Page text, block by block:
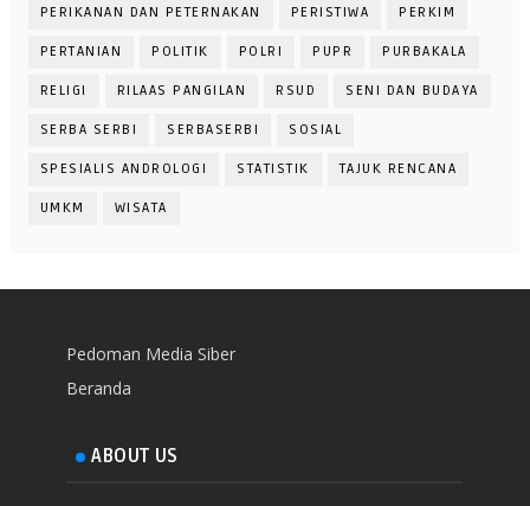
PERIKANAN DAN PETERNAKAN PERISTIWA PERKIM
PERTANIAN POLITIK POLRI PUPR PURBAKALA
RELIGI RILAAS PANGILAN RSUD SENI DAN BUDAYA
SERBA SERBI SERBASERBI SOSIAL
SPESIALIS ANDROLOGI STATISTIK TAJUK RENCANA
UMKM WISATA
Pedoman Media Siber
Beranda
ABOUT US